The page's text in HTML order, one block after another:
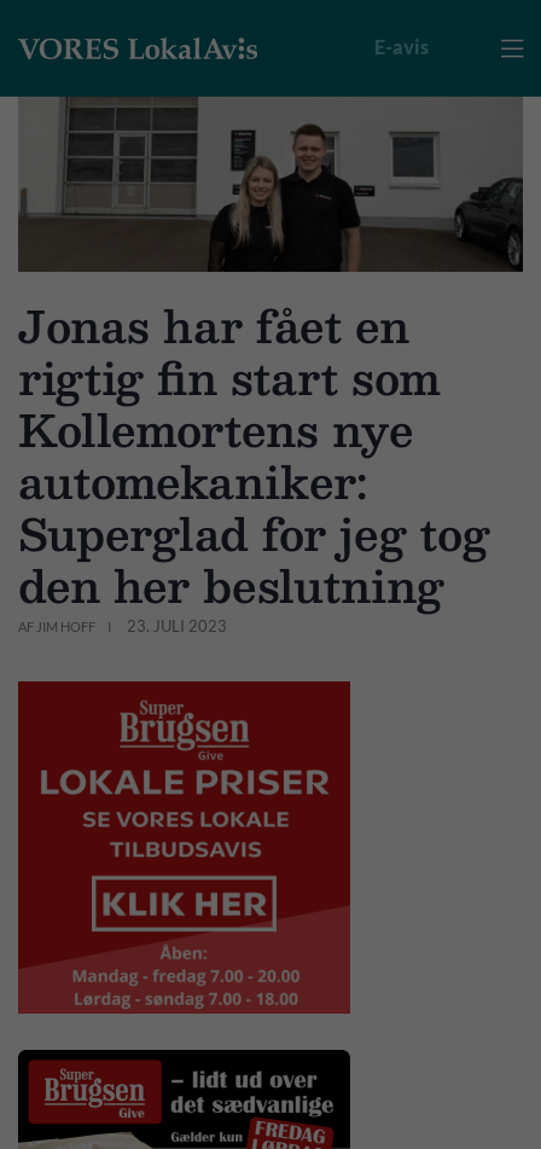

E-avis
Jonas har fået en
rigtig fin start som
Kollemortens nye
automekaniker:
Superglad for jeg tog
den her beslutning
AF JIM HOFF 23. JULI 2023